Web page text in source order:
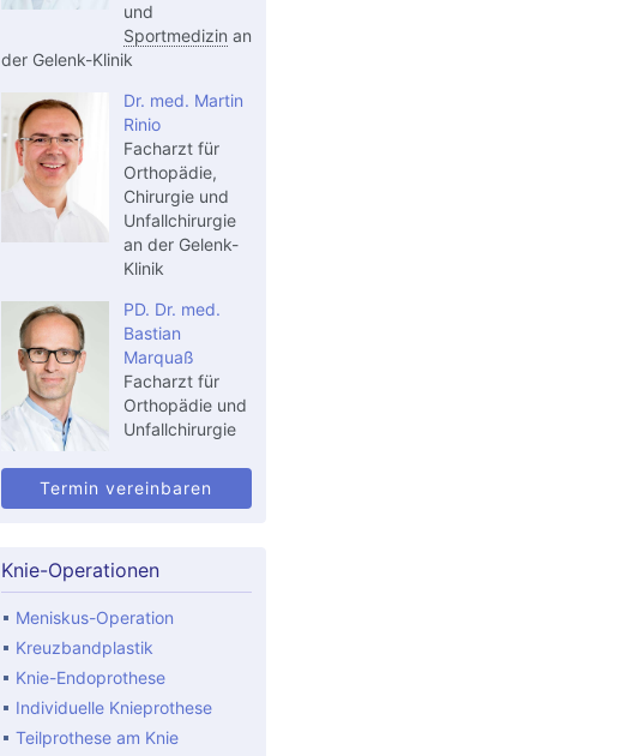
und
Sportmedizin an
der Gelenk-Klinik
Dr. med. Martin
Rinio
Facharzt für
Orthopädie,
Chirurgie und
Unfallchirurgie
an der Gelenk-
Klinik
PD. Dr. med.
Bastian
Marquaß
Facharzt für
Orthopädie und
Unfallchirurgie
Termin vereinbaren
Knie-Operationen
Meniskus-Operation
Kreuzbandplastik
Knie-Endoprothese
Individuelle Knieprothese
Teilprothese am Knie